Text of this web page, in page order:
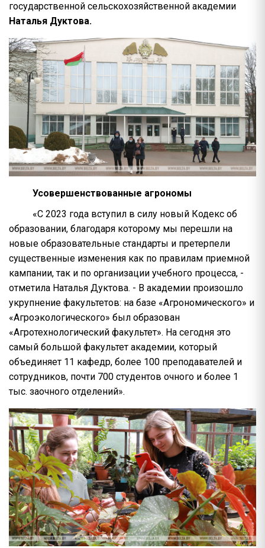
государственной сельскохозяйственной академии
Наталья Дуктова.
Усовершенствованные агрономы
«С 2023 года вступил в силу новый Кодекс об
образовании, благодаря которому мы перешли на
новые образовательные стандарты и претерпели
существенные изменения как по правилам приемной
кампании, так и по организации учебного процесса, -
отметила Наталья Дуктова. - В академии произошло
укрупнение факультетов: на базе «Агрономического» и
«Агроэкологического» был образован
«Агротехнологический факультет». На сегодня это
самый большой факультет академии, который
объединяет 11 кафедр, более 100 преподавателей и
сотрудников, почти 700 студентов очного и более 1
тыс. заочного отделений».